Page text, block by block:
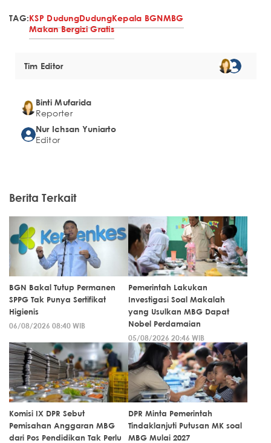
TAG:KSP DudungDudungKepala BGNMBG
Makan Bergizi Gratis
Tim Editor
Binti Mufarida
Reporter
Nur Ichsan Yuniarto
Editor
Berita Terkait
BGN Bakal Tutup Permanen
SPPG Tak Punya Sertifikat
Higienis
06/08/2026 08:40 WIB
Pemerintah Lakukan
Investigasi Soal Makalah
yang Usulkan MBG Dapat
Nobel Perdamaian
05/08/2026 20:46 WIB
Komisi IX DPR Sebut
Pemisahan Anggaran MBG
dari Pos Pendidikan Tak Perlu
DPR Minta Pemerintah
Tindaklanjuti Putusan MK soal
MBG Mulai 2027